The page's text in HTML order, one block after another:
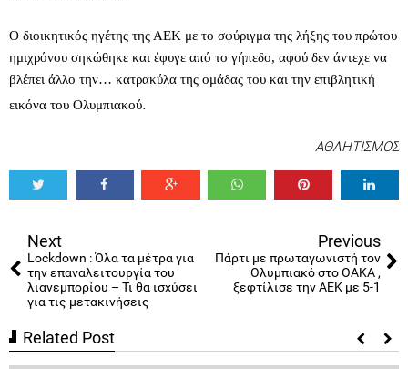
Ο διοικητικός ηγέτης της ΑΕΚ με το σφύριγμα της λήξης του πρώτου
ημιχρόνου σηκώθηκε και έφυγε από το γήπεδο, αφού δεν άντεχε να
βλέπει άλλο την… κατρακύλα της ομάδας του και την επιβλητική
εικόνα του Ολυμπιακού.
ΑΘΛΗΤΙΣΜΟΣ
Next
Lockdown : Όλα τα μέτρα για
την επαναλειτουργία του
λιανεμπορίου – Τι θα ισχύσει
για τις μετακινήσεις
Previous
Πάρτι με πρωταγωνιστή τον
Ολυμπιακό στο ΟΑΚΑ ,
ξεφτίλισε την ΑΕΚ με 5-1
Related Post